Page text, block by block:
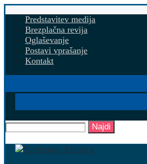
Predstavitev medija
Brezplačna revija
Oglaševanje
Postavi vprašanje
Kontakt
Najdi